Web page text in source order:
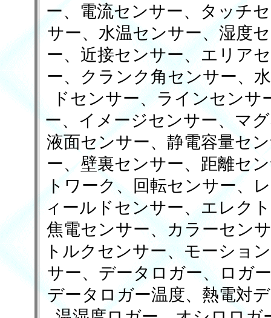
ー、電流センサー、タッチ
サー、水温センサー、湿度
ー、近接センサー、エリア
ー、クランク角センサー、
ドセンサー、ラインセン
ー、イメージセンサー、マ
液面センサー、静電容量セ
ー、壁裏センサー、距離セ
トワーク、回転センサー、
ィールドセンサー、エレク
焦電センサー、カラーセン
トルクセンサー、モーショ
サー、データロガー、ロガ
データロガー温度、熱電対